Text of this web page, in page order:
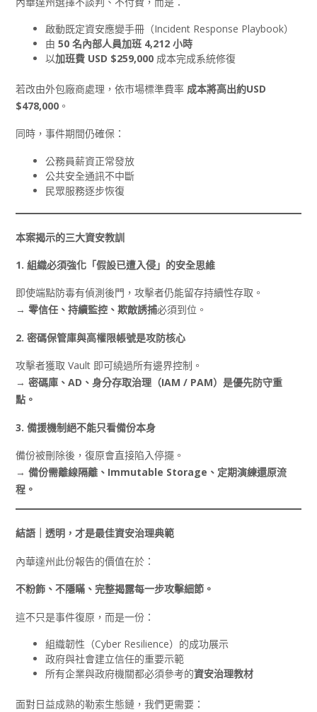
啟動既定資安應變手冊（Incident Response Playbook）
由 50 名內部人員加班 4,212 小時
以加班費 USD $259,000 成本完成系統修復
若改由外包廠商處理，依市場標準費率 成本將高出約USD
$478,000 。
同時，事件期間仍確保：
公務員薪資正常發放
公共安全通訊不中斷
民眾服務逐步恢復
本案揭示的三大資安教訓
1. 組織必須強化「假設已遭入侵」的安全思維
即使端點防毒有偵測後門，攻擊者仍能留存持續性存取。
→ 零信任、持續監控、欺敵誘捕必須到位。
2. 密碼保管庫與高權限帳號是攻防核心
攻擊者獲取 Vault 即可繞過所有邊界控制。
→ 密碼庫、AD 、身分存取治理（IAM / PAM）是優先防守重
點。
3. 備援機制絕不能只看備份本身
備份被刪除後，復原會直接陷入停擺。
→ 備份需離線隔離、Immutable Storage 、定期演練還原流
程。
結語｜透明，才是最佳資安治理典範
內華達州此份報告的價值在於：
不粉飾、不隱瞞、完整揭露每一步攻擊細節。
這不只是事件復原，而是一份：
組織韌性（Cyber Resilience）的成功展示
政府與社會建立信任的重要示範
所有企業與政府機關都必須參考的資安治理教材
面對日益成熟的勒索生態鏈，我們更需要：